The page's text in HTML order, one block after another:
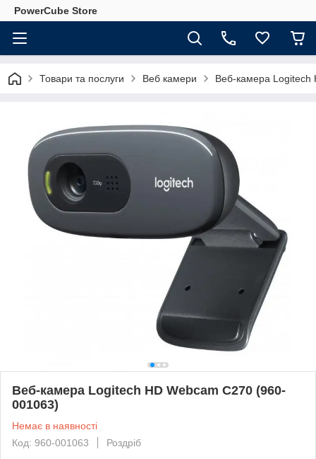
PowerCube Store
Товари та послуги Веб камери Веб-камера Logitech
Веб-камера Logitech HD Webcam C270 (960-
001063)
Немає в наявності
Код: 960-001063
Роздріб